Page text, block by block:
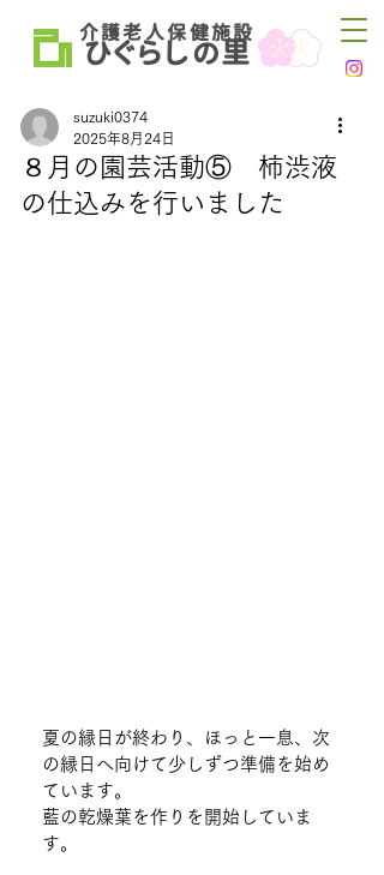
介 護 老 人 保 健 施 設
ひぐらしの里
８月の園芸活動⑤ 柿渋液
の仕込みを行いました
suzuki0374
2025年8月24日
夏の縁日が終わり、ほっと一息、次
の縁日へ向けて少しずつ準備を始め
ています。
藍の乾燥葉を作りを開始していま
す。